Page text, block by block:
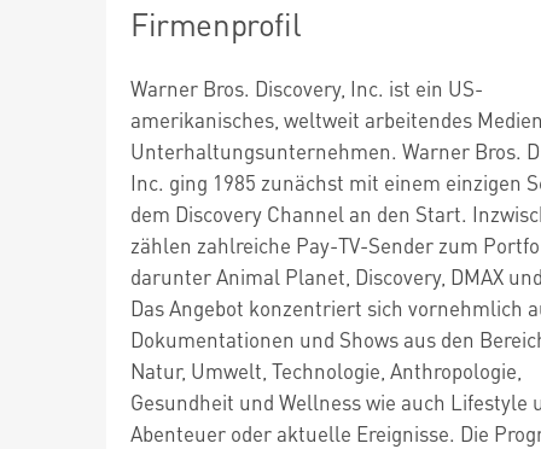
Firmenprofil
Warner Bros. Discovery, Inc. ist ein US-
amerikanisches, weltweit arbeitendes
Unterhaltungsunternehmen. Warner Bros.
Inc. ging 1985 zunächst mit einem einzigen
dem Discovery Channel an den Start.
zählen zahlreiche Pay-TV-Sender zum
darunter Animal Planet, Discovery, DMAX
Das Angebot konzentriert sich vornehmlich
Dokumentationen und Shows aus den
Natur, Umwelt, Technologie, Anthropologie,
Gesundheit und Wellness wie auch Lifestyle
Abenteuer oder aktuelle Ereignisse. Die